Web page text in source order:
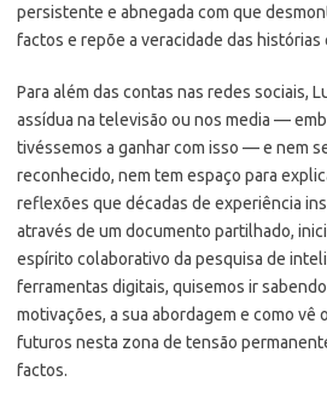
persistente e abnegada com que
factos e repõe a veracidade das histórias
Para além das contas nas redes sociais,
assídua na televisão ou nos media —
tivéssemos a ganhar com isso — e nem
reconhecido, nem tem espaço para
reflexões que décadas de experiência
através de um documento partilhado,
espírito colaborativo da pesquisa de
ferramentas digitais, quisemos ir
motivações, a sua abordagem e como
futuros nesta zona de tensão
factos.